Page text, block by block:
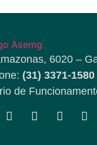
6020 –
(31) 3371-1580
de